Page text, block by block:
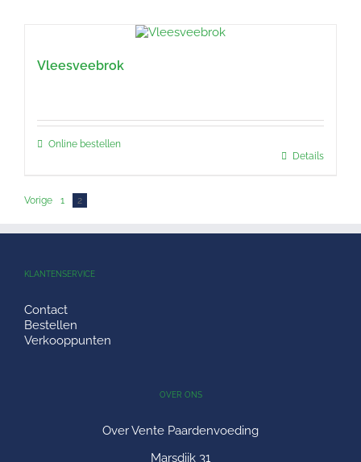
Vleesveebrok
Online bestellen
Details
Vorige 1 2
KLANTENSERVICE
Contact
Bestellen
Verkooppunten
OVER ONS
Over Vente Paardenvoeding
Marsdijk 31